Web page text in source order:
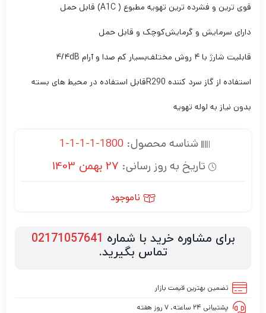
قوی ترین و فشرده ترین تهویه مطبوع ( A1C) قابل حمل
دارای سرمایش و گرمایشکوچک و قابل حمل
قابلیت شارژ با ۴ روش مختلف بسیار کم صدا و آرام ۴/۴dB
استفاده از گاز سرد کننده R290 قابل استفاده در محیط های بسته
بدون نیاز به لوله تهویه
شناسه محصول: 1800-1-1-1-1
تاریخ به روز رسانی: 27 بهمن 1403
ناموجود
برای مشاوره خرید با شماره 02171057641
تماس بگیرید.
تضمین بهترین قیمت بازار
پشتیبانی ۲۴ ساعته، ۷ روز هفته